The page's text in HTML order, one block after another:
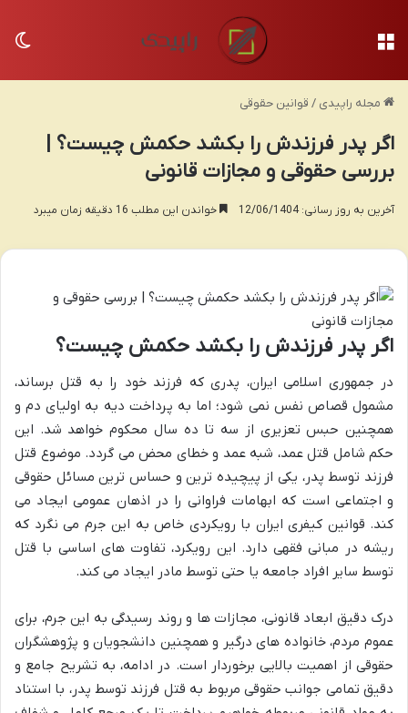
مجله راپیدی / قوانین حقوقی
اگر پدر فرزندش را بکشد حکمش چیست؟ |
بررسی حقوقی و مجازات قانونی
آخرین به روز رسانی: 12/06/1404 خواندن این مطلب 16 دقیقه زمان میبرد
اگر پدر فرزندش را بکشد حکمش چیست؟
در جمهوری اسلامی ایران، پدری که فرزند خود را به قتل برساند،
مشمول قصاص نفس نمی شود؛ اما به پرداخت دیه به اولیای دم و
همچنین حبس تعزیری از سه تا ده سال محکوم خواهد شد. این
حکم شامل قتل عمد، شبه عمد و خطای محض می گردد. موضوع قتل
فرزند توسط پدر، یکی از پیچیده ترین و حساس ترین مسائل حقوقی
و اجتماعی است که ابهامات فراوانی را در اذهان عمومی ایجاد می
کند. قوانین کیفری ایران با رویکردی خاص به این جرم می نگرد که
ریشه در مبانی فقهی دارد. این رویکرد، تفاوت های اساسی با قتل
توسط سایر افراد جامعه یا حتی توسط مادر ایجاد می کند.
درک دقیق ابعاد قانونی، مجازات ها و روند رسیدگی به این جرم، برای
عموم مردم، خانواده های درگیر و همچنین دانشجویان و پژوهشگران
حقوقی از اهمیت بالایی برخوردار است. در ادامه، به تشریح جامع و
دقیق تمامی جوانب حقوقی مربوط به قتل فرزند توسط پدر، با استناد